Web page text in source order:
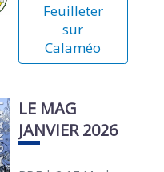
Feuilleter
sur
Calaméo
LE MAG
JANVIER 2026